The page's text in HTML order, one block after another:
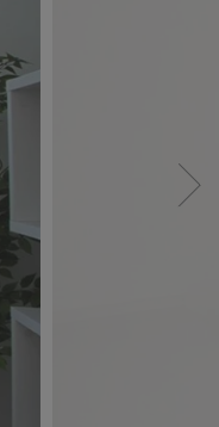
Manager
Sie eine
erhalten Sie
Optionen und